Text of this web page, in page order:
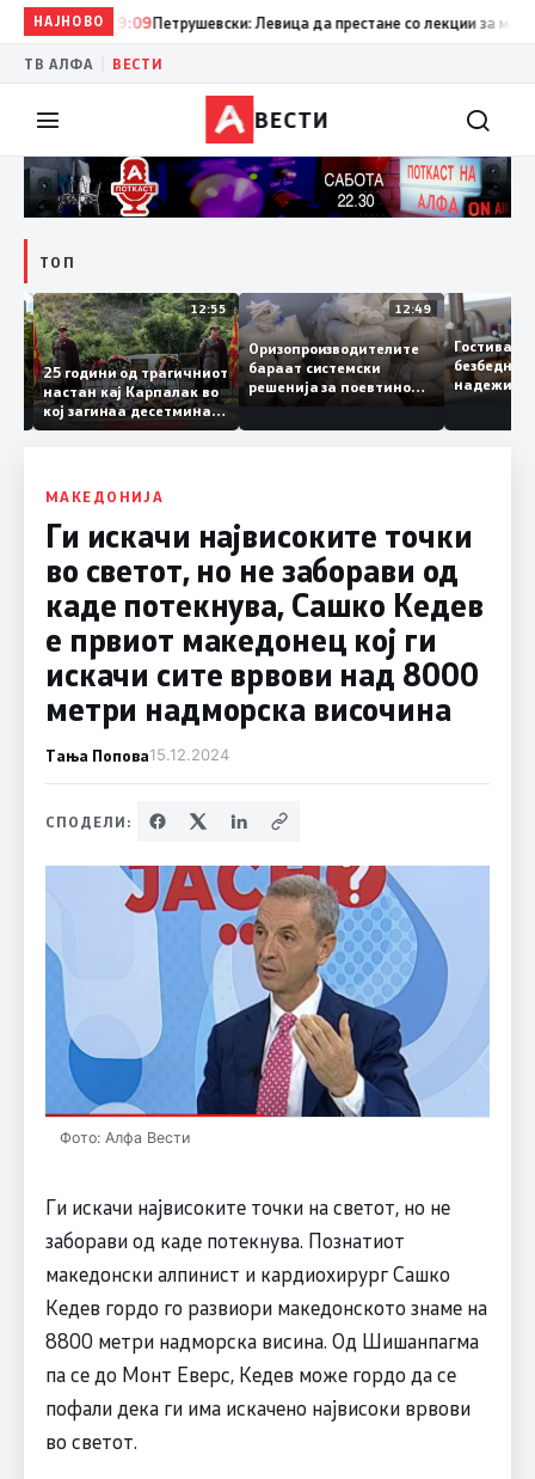
НАЈНОВО
19:09Петрушевски: Левица да престане со лекции за морал
ТВ АЛФА ВЕСТИ
ВЕСТИ
ТОП
13:04 12:55
25 години од трагичниот
настан кај Карпалак во
кој загинаа десетмина
македонски бранители
12:49
Оризопроизводителите
бараат системски
решенија за поевтино
производство
МАКЕДОНИЈА
Ги искачи највисоките точки
во светот, но не заборави од
каде потекнува, Сашко Кедев
е првиот македонец кој ги
искачи сите врвови над 8000
метри надморска височина
Тања Попова15.12.2024
СПОДЕЛИ:
Фото: Алфа Вести
Ги искачи највисоките точки на светот, но не
заборави од каде потекнува. Познатиот
македонски алпинист и кардиохирург Сашко
Кедев гордо го развиори македонското знаме на
8800 метри надморска висина. Од Шишанпагма
па се до Монт Еверс, Кедев може гордо да се
пофали дека ги има искачено највисоки врвови
во светот.